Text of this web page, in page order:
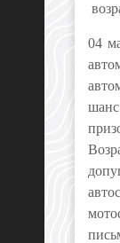
04